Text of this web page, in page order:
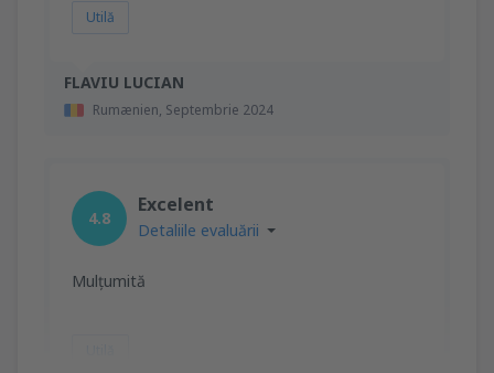
FLAVIU LUCIAN
Rumænien, Septembrie 2024
Utilă
4.8
Excelent
Detaliile evaluării
Mulțumită